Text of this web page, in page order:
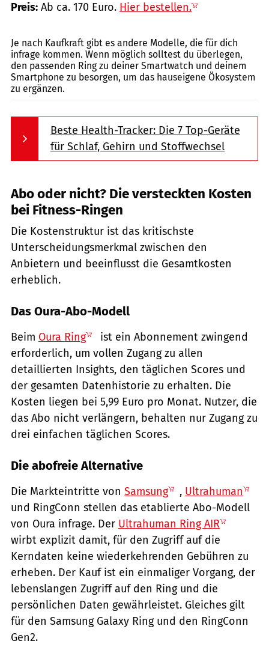
Preis: Ab ca. 170 Euro. Hier bestellen.
Je nach Kaufkraft gibt es andere Modelle, die für dich
infrage kommen. Wenn möglich solltest du überlegen,
den passenden Ring zu deiner Smartwatch und deinem
Smartphone zu besorgen, um das hauseigene Ökosystem
zu ergänzen.
Beste Health-Tracker: Die 7 Top-Geräte
für Schlaf, Gehirn und Stoffwechsel
Abo oder nicht? Die versteckten Kosten
bei Fitness-Ringen
Die Kostenstruktur ist das kritischste
Unterscheidungsmerkmal zwischen den
Anbietern und beeinflusst die Gesamtkosten
erheblich.
Das Oura-Abo-Modell
Beim Oura Ring
ist ein Abonnement zwingend
erforderlich, um vollen Zugang zu allen
detaillierten Insights, den täglichen Scores und
der gesamten Datenhistorie zu erhalten. Die
Kosten liegen bei 5,99 Euro pro Monat. Nutzer, die
das Abo nicht verlängern, behalten nur Zugang zu
drei einfachen täglichen Scores.
Die abofreie Alternative
Die Markteintritte von Samsung , Ultrahuman
und RingConn stellen das etablierte Abo-Modell
von Oura infrage. Der Ultrahuman Ring AIR
wirbt explizit damit, für den Zugriff auf die
Kerndaten keine wiederkehrenden Gebühren zu
erheben. Der Kauf ist ein einmaliger Vorgang, der
lebenslangen Zugriff auf den Ring und die
persönlichen Daten gewährleistet. Gleiches gilt
für den Samsung Galaxy Ring und den RingConn
Gen2.